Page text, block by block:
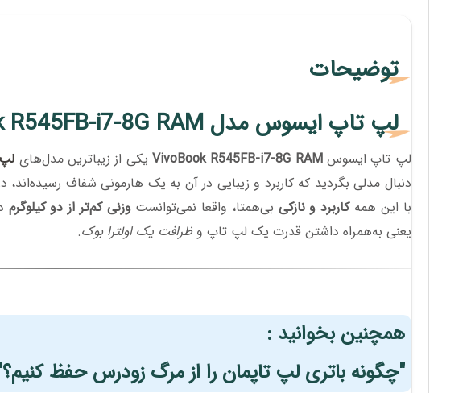
توضیحات
لپ تاپ ایسوس مدل VivoBook R545FB-i7-8G RAM
لپ تاپ ایسوسVivoBook R545FB-i7-8G RAM یکی از زیباترین مدل‌های
دنبال مدلی بگردید که کاربرد و زیبایی در آن به یک هارمونی شفاف
با این همهکاربرد و نازکی بی‌همتا، واقعا نمی‌توانستوزنی کم‌تر از دو کیلوگرم
یعنی به‌همراه داشتن قدرت یک لپ تاپ وظرافت یک اولترا بوک.
همچنین بخوانید :
"چگونه باتری لپ تاپمان را از مرگ زودرس حفظ